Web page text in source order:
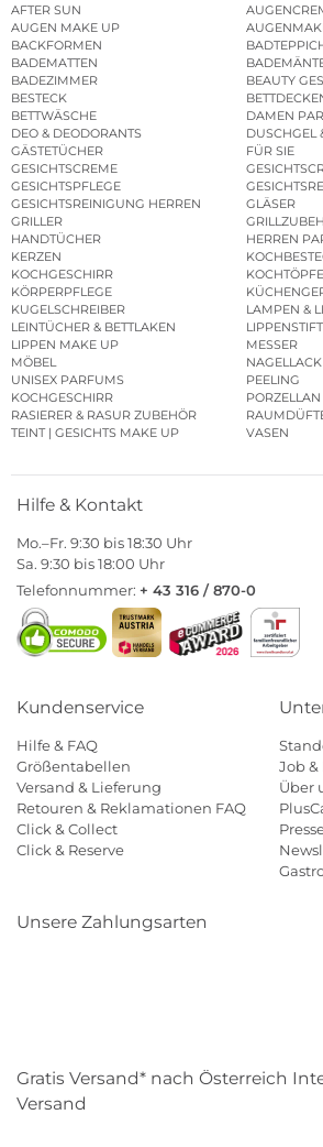
AFTER SUN
AUGEN MAKE UP
BACKFORMEN
BADEMATTEN
BADEZIMMER
BEAUTY
BESTECK
BETTWÄSCHE
DAMEN
DEO & DEODORANTS
DUSCHGEL
GÄSTETÜCHER
FÜR SIE
GESICHTSCREME
GESICHTSPFLEGE
GESICHTSREINIGUNG HERREN
GLÄSER
GRILLER
HANDTÜCHER
HERREN
KERZEN
KOCHGESCHIRR
KOCHTÖPFE
KÖRPERPFLEGE
KUGELSCHREIBER
LAMPEN &
LEINTÜCHER & BETTLAKEN
LIPPENSTIFT
LIPPEN MAKE UP
MESSER
MÖBEL
NAGELLACK
UNISEX PARFUMS
PEELING
KOCHGESCHIRR
PORZELLAN
RASIERER & RASUR ZUBEHÖR
TEINT | GESICHTS MAKE UP
VASEN
Hilfe & Kontakt
Mo.–Fr. 9:30 bis 18:30 Uhr
Sa. 9:30 bis 18:00 Uhr
Telefonnummer: + 43 316 / 870-0
Kundenservice
Hilfe & FAQ
Größentabellen
Versand & Lieferung
Retouren & Reklamationen FAQ
Click & Collect
Click & Reserve
Job &
Über
Unsere Zahlungsarten
Gratis Versand* nach Österreich
Versand